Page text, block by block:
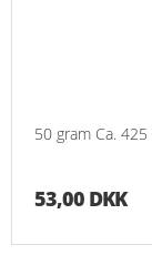
50 gram Ca.
53,00 DKK